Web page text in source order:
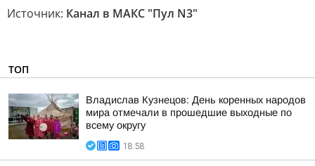
Источник: Канал в МАКС "Пул N3"
ТОП
Владислав Кузнецов: День коренных народов
мира отмечали в прошедшие выходные по
всему округу
18:58